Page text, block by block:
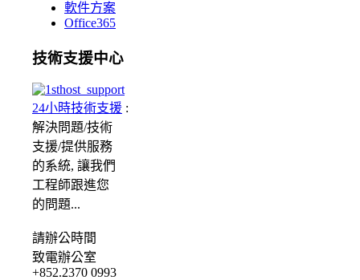
軟件方案
Office365
技術支援中心
24小時技術支援 :
解決問題/技術
支援/提供服務
的系統, 讓我們
工程師跟進您
的問題...
請辦公時間
致電辦公室
+852.2370 0993